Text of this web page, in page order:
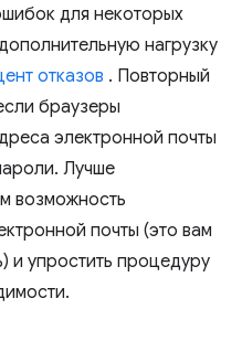
для некоторых
нагрузку
отказов . Повторный
браузеры
электронной почты
Лучше
возможность
почты (это вам
и упростить процедуру